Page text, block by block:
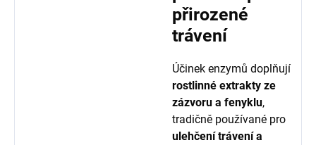
přirozené
trávení
Účinek enzymů doplňují
rostlinné extrakty ze
zázvoru a fenyklu,
tradičně používané pro
ulehčení trávení a